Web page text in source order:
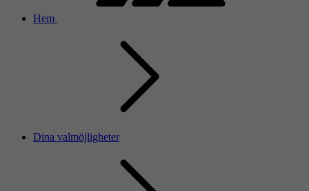
Hem
Dina valmöjligheter